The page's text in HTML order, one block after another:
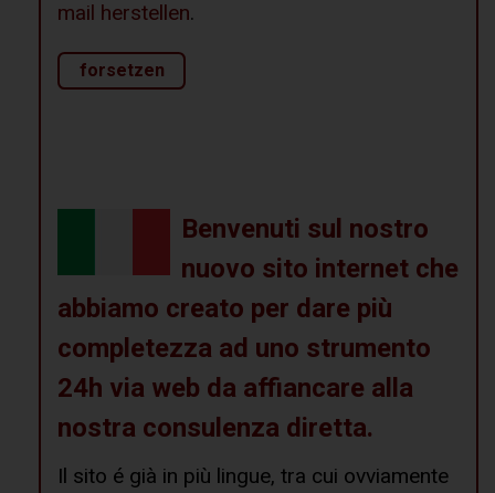
mail herstellen.
forsetzen
Benvenuti sul nostro
nuovo sito internet che
abbiamo creato per dare più
completezza ad uno strumento
24h via web da affiancare alla
nostra consulenza diretta.
Il sito é già in più lingue, tra cui ovviamente